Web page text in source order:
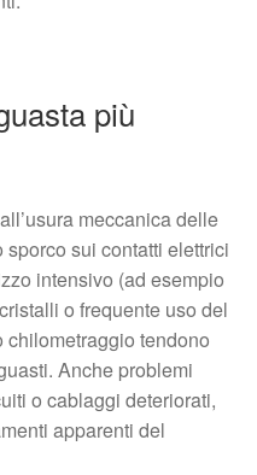
più
meccanica delle
sui contatti elettrici
intensivo (ad esempio
o frequente uso del
tendono
Anche problemi
o cablaggi deteriorati,
apparenti del